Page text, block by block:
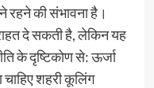
रहने की संभावना है।
दे सकती है, लेकिन यह
के दृष्टिकोण से: ऊर्जा
शहरी कूलिंग